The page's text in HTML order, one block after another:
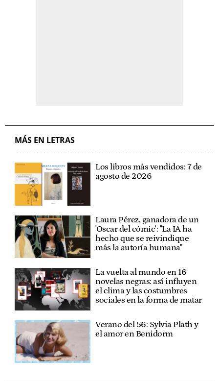
MÁS EN LETRAS
Los libros más vendidos: 7 de
agosto de 2026
Laura Pérez, ganadora de un
'Oscar del cómic': "La IA ha
hecho que se reivindique
más la autoría humana"
La vuelta al mundo en 16
novelas negras: así influyen
el clima y las costumbres
sociales en la forma de matar
Verano del 56: Sylvia Plath y
el amor en Benidorm